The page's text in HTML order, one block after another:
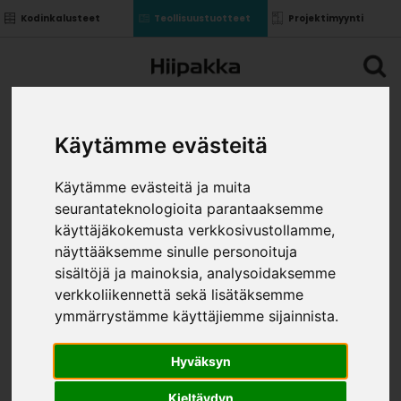
Käytämme evästeitä
Käytämme evästeitä ja muita
seurantateknologioita parantaaksemme
käyttäjäkokemusta verkkosivustollamme,
näyttääksemme sinulle personoituja
sisältöjä ja mainoksia, analysoidaksemme
verkkoliikennettä sekä lisätäksemme
ymmärrystämme käyttäjiemme sijainnista.
Hyväksyn
Kieltäydyn
Kodinkalusteet Teollisuustuotteet Projektimyynti